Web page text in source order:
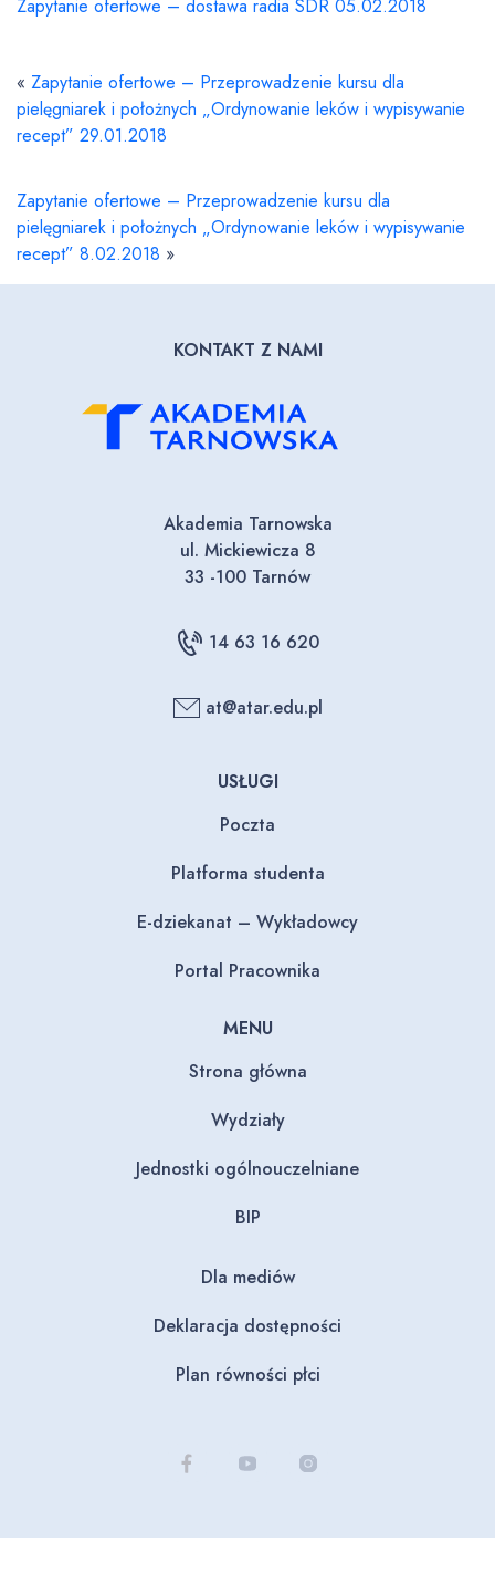
Zapytanie ofertowe – dostawa radia SDR 05.02.2018
« Zapytanie ofertowe – Przeprowadzenie kursu dla
pielęgniarek i położnych „Ordynowanie leków i wypisywanie
recept” 29.01.2018
Zapytanie ofertowe – Przeprowadzenie kursu dla
pielęgniarek i położnych „Ordynowanie leków i wypisywanie
recept” 8.02.2018 »
KONTAKT Z NAMI
Akademia Tarnowska
ul. Mickiewicza 8
33 -100 Tarnów
14 63 16 620
at@atar.edu.pl
USŁUGI
Poczta
Platforma studenta
E-dziekanat – Wykładowcy
Portal Pracownika
MENU
Strona główna
Wydziały
Jednostki ogólnouczelniane
BIP
Dla mediów
Deklaracja dostępności
Plan równości płci